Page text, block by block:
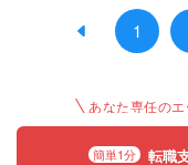
1
あなた専任の
簡単1分 転職